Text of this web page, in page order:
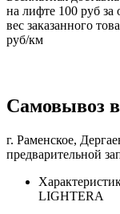
на лифте 100 руб
вес заказанного
руб/км
Самовывоз
г. Раменское,
предварительной
LIGHTERA